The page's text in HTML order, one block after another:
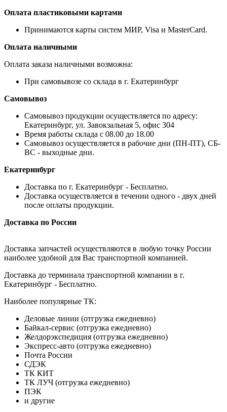
Оплата пластиковыми картами
Принимаются карты систем МИР, Visa и MasterCard.
Оплата наличными
Оплата заказа наличными возможна:
При самовывозе со склада в г. Екатеринбург
Самовывоз
Самовывоз продукции осуществляется по адресу:
Екатеринбург, ул. Завокзальная 5, офис 304
Время работы склада с 08.00 до 18.00
Самовывоз осуществляется в рабочие дни (ПН-ПТ), СБ-
ВС - выходные дни.
Екатеринбург
Доставка по г. Екатеринбург - Бесплатно.
Доставка осуществляется в течении одного - двух дней
после оплаты продукции.
Доставка по России
Доставка запчастей осуществляются в любую точку России
наиболее удобной для Вас транспортной компанией.
Доставка до терминала транспортной компании в г.
Екатеринбург - Бесплатно.
Наиболее популярные ТК:
Деловые линии (отгрузка ежедневно)
Байкал-сервис (отгрузка ежедневно)
Желдорэкспедиция (отгрузка ежедневно)
Экспресс-авто (отгрузка ежедневно)
Почта России
СДЭК
ТК КИТ
ТК ЛУЧ (отгрузка ежедневно)
ПЭК
и другие